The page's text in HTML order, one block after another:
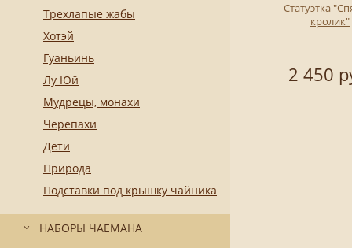
Трехлапые жабы
Хотэй
Гуаньинь
Лу Юй
Мудрецы, монахи
Черепахи
Дети
Природа
Подставки под крышку чайника
НАБОРЫ ЧАЕМАНА
Статуэтка
кролик"
2 450